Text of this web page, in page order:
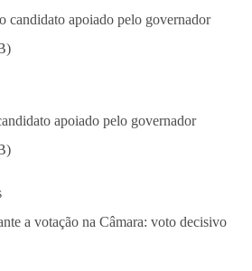
apoiado pelo governador